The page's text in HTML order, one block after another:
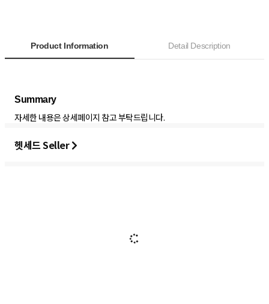
Product Information Detail Description
Summary
자세한 내용은 상세페이지 참고 부탁드립니다.
헷세드 Seller